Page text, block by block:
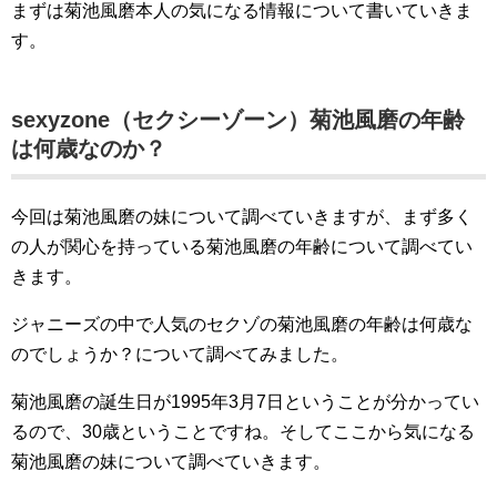
まずは菊池風磨本人の気になる情報について書いていきま
す。
sexyzone（セクシーゾーン）菊池風磨の年齢
は何歳なのか？
今回は菊池風磨の妹について調べていきますが、まず多く
の人が関心を持っている菊池風磨の年齢について調べてい
きます。
ジャニーズの中で人気のセクゾの菊池風磨の年齢は何歳な
のでしょうか？について調べてみました。
菊池風磨の誕生日が1995年3月7日ということが分かってい
るので、30歳ということですね。そしてここから気になる
菊池風磨の妹について調べていきます。